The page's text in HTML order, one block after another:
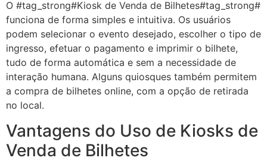
O #tag_strong#Kiosk de Venda de Bilhetes#tag_strong#
funciona de forma simples e intuitiva. Os usuários
podem selecionar o evento desejado, escolher o tipo de
ingresso, efetuar o pagamento e imprimir o bilhete,
tudo de forma automática e sem a necessidade de
interação humana. Alguns quiosques também permitem
a compra de bilhetes online, com a opção de retirada
no local.
Vantagens do Uso de Kiosks de
Venda de Bilhetes